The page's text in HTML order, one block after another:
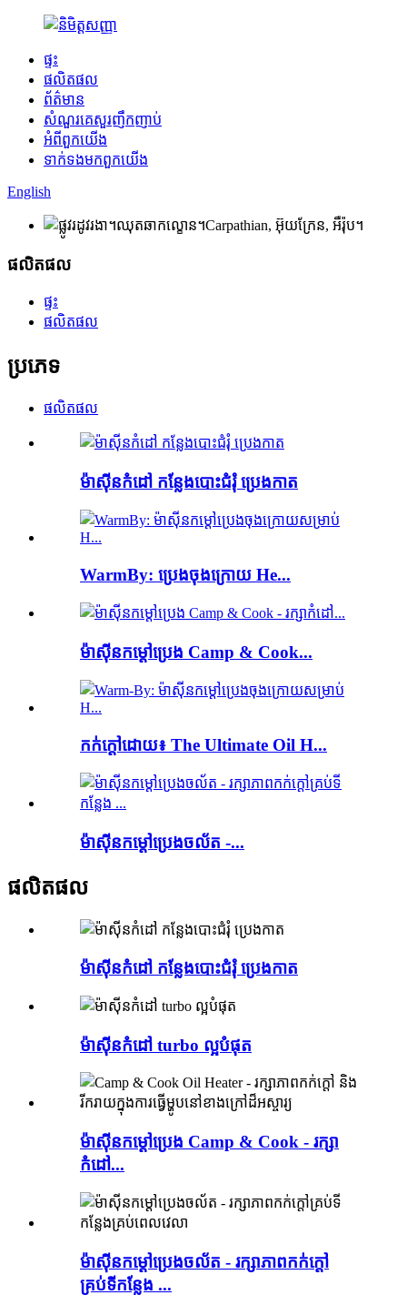
ផ្ទះ
ផលិតផល
ព័ត៌មាន
សំណួរគេសួរញឹកញាប់
អំពី​ពួក​យើង
ទាក់ទង​មក​ពួក​យើង
English
ផលិតផល
ផ្ទះ
ផលិតផល
ប្រភេទ
ផលិតផល
ម៉ាស៊ីនកំដៅ កន្លែងបោះជំរុំ ប្រេងកាត
WarmBy: ប្រេងចុងក្រោយ He...
ម៉ាស៊ីនកម្តៅប្រេង Camp & Cook...
កក់ក្តៅដោយ៖ The Ultimate Oil H...
ម៉ាស៊ីនកម្តៅប្រេងចល័ត -...
ផលិតផល
ម៉ាស៊ីនកំដៅ កន្លែងបោះជំរុំ ប្រេងកាត
ម៉ាស៊ីនកំដៅ turbo ល្អបំផុត
ម៉ាស៊ីនកម្តៅប្រេង Camp & Cook - រក្សា
កំដៅ...
ម៉ាស៊ីនកម្តៅប្រេងចល័ត - រក្សាភាពកក់ក្តៅ
គ្រប់ទីកន្លែង ...